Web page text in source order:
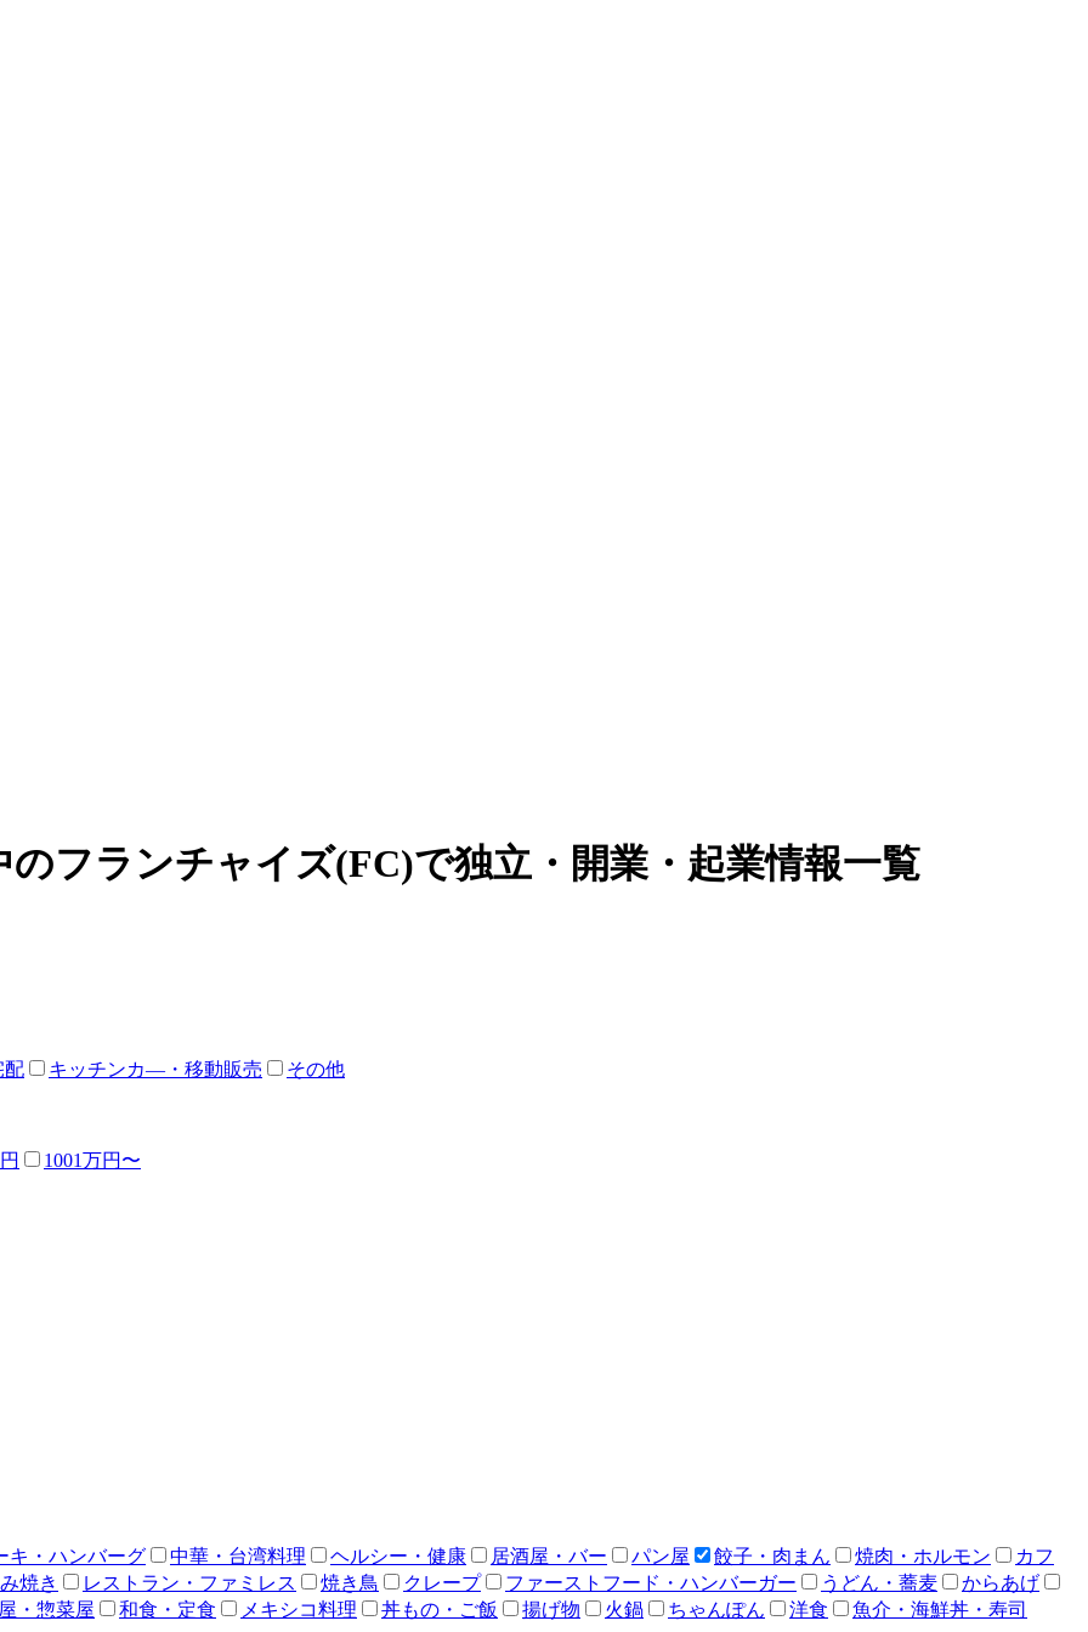
フランチャイズ(FC)で独立・開業・起業情報一覧
配 キッチンカ―・移動販売 その他
1001万円〜
キ・ハンバーグ 中華・台湾料理 ヘルシー・健康 居酒屋・バー パン屋 餃子・肉まん 焼肉・ホルモン
カフ
焼き
レストラン・ファミレス 焼き鳥 クレープ ファーストフード・ハンバーガー うどん・蕎麦
からあげ
・惣菜屋
和食・定食 メキシコ料理 丼もの・ご飯 揚げ物 火鍋 ちゃんぽん 洋食 魚介・海鮮丼・寿司